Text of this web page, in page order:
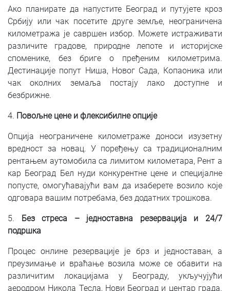
Ако планирате да напустите Београд и путујете кроз
Србију или чак посетите друге земље, неограничена
километража је савршен избор. Можете истраживати
различите градове, природне лепоте и историјске
споменике, без бриге о пређеним километрима.
Дестинације попут Ниша, Новог Сада, Копаоника или
чак околних земаља постају лако доступне и
безбрижне.
4. Повољне цене и флексибилне опције
Опција неограничене километраже доноси изузетну
вредност за новац. У поређењу са традиционалним
рентањем аутомобила са лимитом километара, Рент а
кар Београд Бел нуди конкурентне цене и специјалне
попусте, омогућавајући вам да изаберете возило које
одговара вашим потребама, без додатних трошкова.
5. Без стреса – једноставна резервација и 24/7
подршка
Процес онлине резервације је брз и једноставан, а
преузимање и враћање возила може се обавити на
различитим локацијама у Београду, укључујући
аеродром Никола Тесла, Нови Београд и центар града.